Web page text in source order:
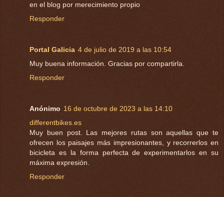
en el blog por merecimiento propio
Responder
Portal Galicia 4 de julio de 2019 a las 10:54
Muy buena información. Gracias por compartirla.
Responder
Anónimo 16 de octubre de 2023 a las 14:10
differentbikes.es
Muy buen post. Las mejores rutas son aquellas que te
ofrecen los paisajes más impresionantes, y recorrerlos en
bicicleta es la forma perfecta de experimentarlos en su
máxima expresión.
Responder